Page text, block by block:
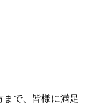
で、皆様に満足